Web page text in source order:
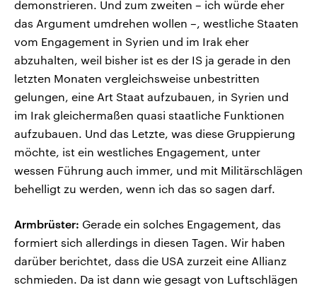
demonstrieren. Und zum zweiten – ich würde eher
das Argument umdrehen wollen –, westliche Staaten
vom Engagement in Syrien und im Irak eher
abzuhalten, weil bisher ist es der IS ja gerade in den
letzten Monaten vergleichsweise unbestritten
gelungen, eine Art Staat aufzubauen, in Syrien und
im Irak gleichermaßen quasi staatliche Funktionen
aufzubauen. Und das Letzte, was diese Gruppierung
möchte, ist ein westliches Engagement, unter
wessen Führung auch immer, und mit Militärschlägen
behelligt zu werden, wenn ich das so sagen darf.
Armbrüster: Gerade ein solches Engagement, das
formiert sich allerdings in diesen Tagen. Wir haben
darüber berichtet, dass die USA zurzeit eine Allianz
schmieden. Da ist dann wie gesagt von Luftschlägen